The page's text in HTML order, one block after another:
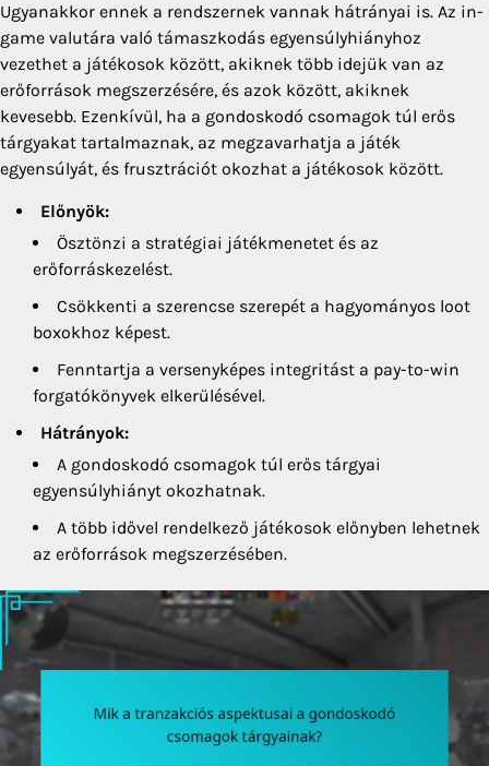
Ugyanakkor ennek a rendszernek vannak hátrányai is. Az in-
game valutára való támaszkodás egyensúlyhiányhoz
vezethet a játékosok között, akiknek több idejük van az
erőforrások megszerzésére, és azok között, akiknek
kevesebb. Ezenkívül, ha a gondoskodó csomagok túl erős
tárgyakat tartalmaznak, az megzavarhatja a játék
egyensúlyát, és frusztrációt okozhat a játékosok között.
Előnyök:
Ösztönzi a stratégiai játékmenetet és az
erőforráskezelést.
Csökkenti a szerencse szerepét a hagyományos loot
boxokhoz képest.
Fenntartja a versenyképes integritást a pay-to-win
forgatókönyvek elkerülésével.
Hátrányok:
A gondoskodó csomagok túl erős tárgyai
egyensúlyhiányt okozhatnak.
A több idővel rendelkező játékosok előnyben lehetnek
az erőforrások megszerzésében.